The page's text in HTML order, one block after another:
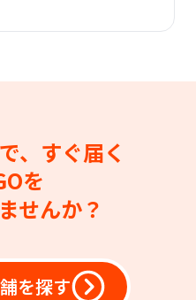
、すぐ届く
を
せんか？
を探す